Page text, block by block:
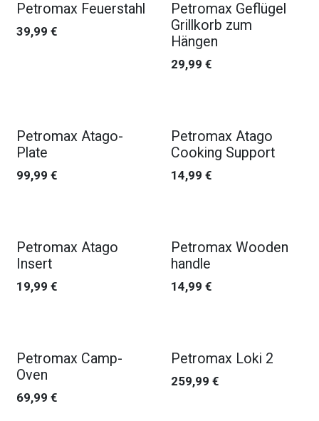
Petromax Feuerstahl
39,99 €
Petromax Geflügel
Grillkorb zum
Hängen
29,99 €
Petromax Atago-
Plate
99,99 €
Petromax Atago
Cooking Support
14,99 €
Petromax Atago
Insert
19,99 €
Petromax Wooden
handle
14,99 €
Petromax Camp-
Oven
69,99 €
Petromax Loki 2
259,99 €